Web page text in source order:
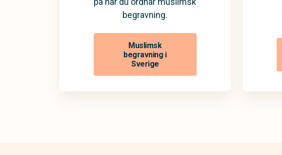
begravning.
Muslimsk
begravning i
Sverige